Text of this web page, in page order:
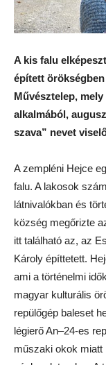
A kis falu
épített
Művésztelep,
alkalmából,
szava” nevet
A zempléni Hejce
falu. A lakosok
látnivalókban és
község megőrizte
itt található az, az
Károly építtetett.
ami a történelmi
magyar kulturális
repülőgép baleset
légierő An–24-es
műszaki okok miatt